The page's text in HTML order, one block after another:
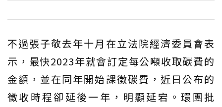
不過張子敬去年十月在立法院經濟委員會表
示，最快2023年就會訂定每公噸收取碳費的
金額，並在同年開始課徵碳費，近日公布的
徵收時程卻延後一年，明顯延宕。環團批